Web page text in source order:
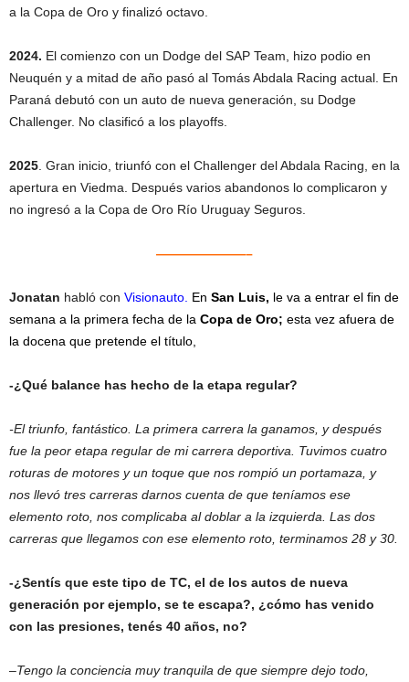
a la Copa de Oro y finalizó octavo.
2024. El comienzo con un Dodge del SAP Team, hizo podio en
Neuquén y a mitad de año pasó al Tomás Abdala Racing actual. En
Paraná debutó con un auto de nueva generación, su Dodge
Challenger. No clasificó a los playoffs.
2025 . Gran inicio, triunfó con el Challenger del Abdala Racing, en la
apertura en Viedma. Después varios abandonos lo complicaron y
no ingresó a la Copa de Oro Río Uruguay Seguros.
———————–
Jonatan habló con Visionauto. En San Luis, le va a entrar el fin de
semana a la primera fecha de la Copa de Oro; esta vez afuera de
la docena que pretende el título,
-¿Qué balance has hecho de la etapa regular?
-El triunfo, fantástico. La primera carrera la ganamos, y después
fue la peor etapa regular de mi carrera deportiva. Tuvimos cuatro
roturas de motores y un toque que nos rompió un portamaza, y
nos llevó tres carreras darnos cuenta de que teníamos ese
elemento roto, nos complicaba al doblar a la izquierda. Las dos
carreras que llegamos con ese elemento roto, terminamos 28 y 30.
-¿Sentís que este tipo de TC, el de los autos de nueva
generación por ejemplo, se te escapa?, ¿cómo has venido
con las presiones, tenés 40 años, no?
–Tengo la conciencia muy tranquila de que siempre dejo todo,